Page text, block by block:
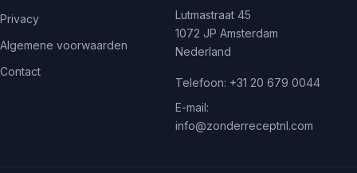
Privacy
Algemene voorwaarden
Contact
Lutmastraat 45
1072 JP Amsterdam
Nederland
Telefoon: +31 20 679 0044
E-mail:
info@zonderreceptnl.com